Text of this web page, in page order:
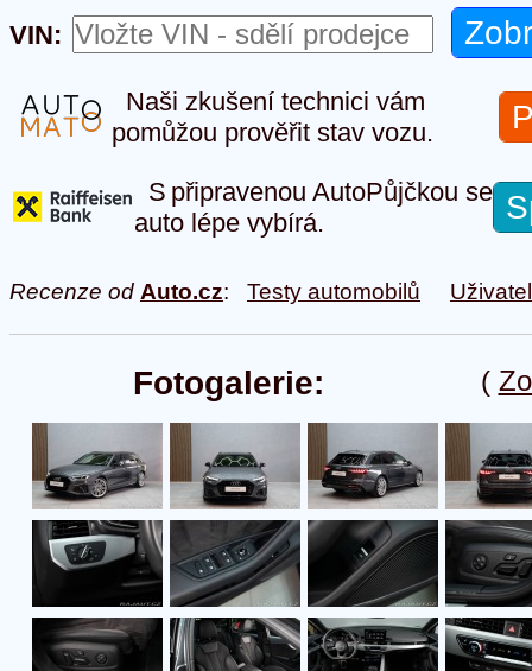
VIN:
Naši zkušení technici vám
pomůžou prověřit stav vozu.
S připravenou AutoPůjčkou se
auto lépe vybírá.
Recenze od Auto.cz: Testy automobilů
(
Fotogalerie: